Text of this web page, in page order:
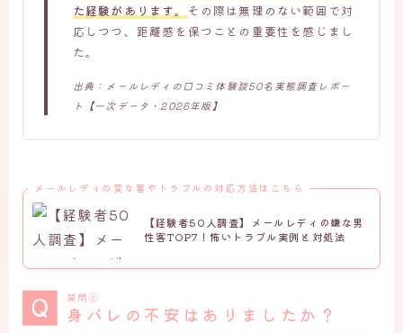
た経験があります。 その際は無理のない範囲で対
応しつつ、距離感を保つことの重要性を感じまし
た。
出典：メールレディの口コミ体験談50名実態調査レポー
ト【一次データ・2026年版】
メールレディの変な客やトラブルの対応方法はこちら
【経験者50人調査】メールレディの嫌な男
性客TOP7！怖いトラブル実例と対処法
質問⑧
身バレの不安はありましたか？